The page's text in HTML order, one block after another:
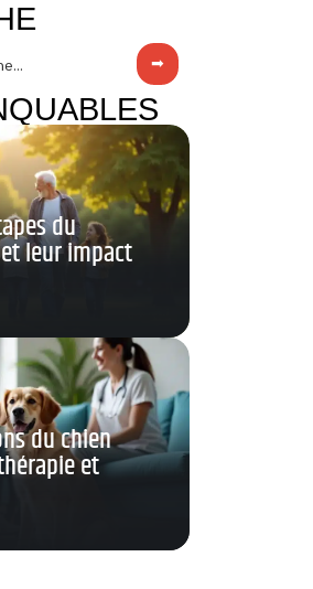
du
leur impact
du chien
et